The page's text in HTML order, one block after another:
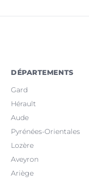
DÉPARTEMENTS
Gard
Hérault
Aude
Pyrénées-Orientales
Lozère
Aveyron
Ariège